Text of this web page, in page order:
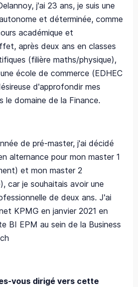
j'ai 23 ans, je suis une
et déterminée, comme
académique et
après deux ans en classes
(filière maths/physique),
école de commerce (EDHEC
d'approfondir mes
le domaine de la Finance.
de pré-master, j'ai décidé
alternance pour mon master 1
et mon master 2
car je souhaitais avoir une
de deux ans. J'ai
KPMG en janvier 2021 en
BI EPM au sein de la Business
vous dirigé vers cette